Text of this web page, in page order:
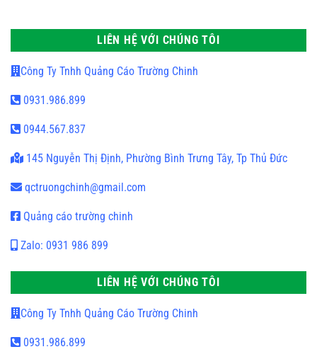
LIÊN HỆ VỚI CHÚNG TÔI
Công Ty Tnhh Quảng Cáo Trường Chinh
0931.986.899
0944.567.837
145 Nguyễn Thị Định, Phường Bình Trưng Tây, Tp Thủ Đức
qctruongchinh@gmail.com
Quảng cáo trường chinh
Zalo: 0931 986 899
LIÊN HỆ VỚI CHÚNG TÔI
Công Ty Tnhh Quảng Cáo Trường Chinh
0931.986.899